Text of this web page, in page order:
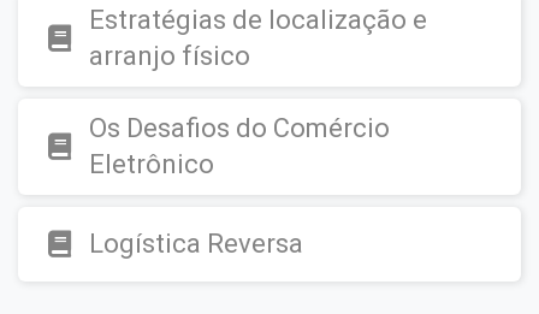
Estratégias de localização e
arranjo físico
Os Desafios do Comércio
Eletrônico
Logística Reversa